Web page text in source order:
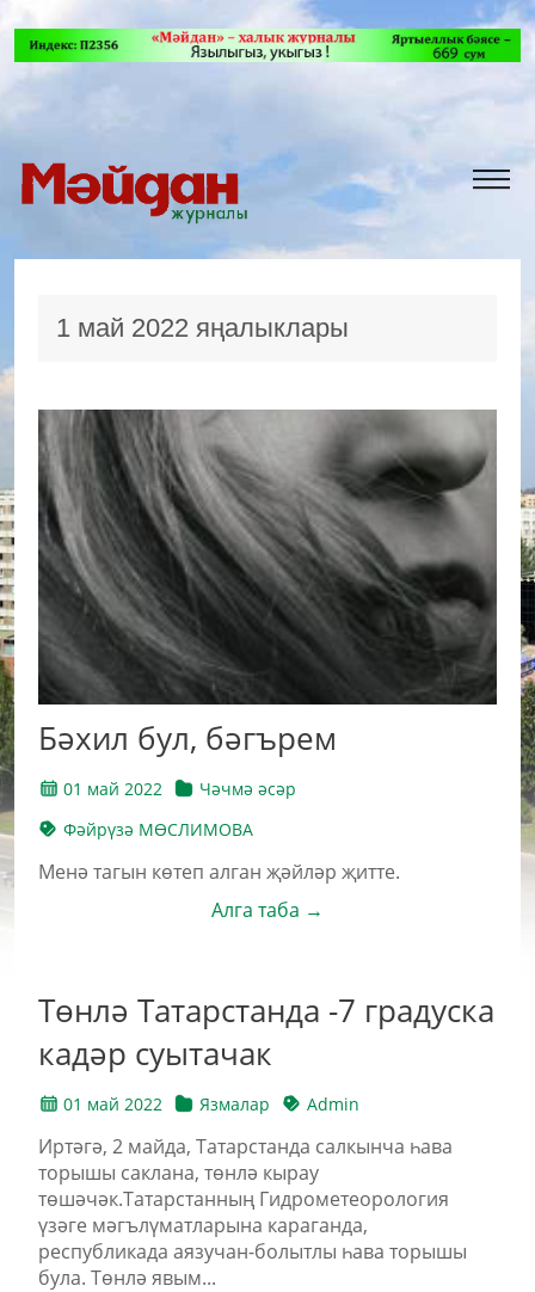
1 май 2022 яңалыклары
Бәхил бул, бәгърем
01 май 2022
Чәчмә әсәр
Фәйрүзә МӨСЛИМОВА
Менә тагын көтеп алган җәйләр җитте.
Алга таба →
Төнлә Татарстанда -7 градуска
кадәр суытачак
01 май 2022 Язмалар Admin
Иртәгә, 2 майда, Татарстанда салкынча һава
торышы саклана, төнлә кырау
төшәчәк.Татарстанның Гидрометеорология
үзәге мәгълүматларына караганда,
республикада аязучан-болытлы һава торышы
була. Төнлә явым...